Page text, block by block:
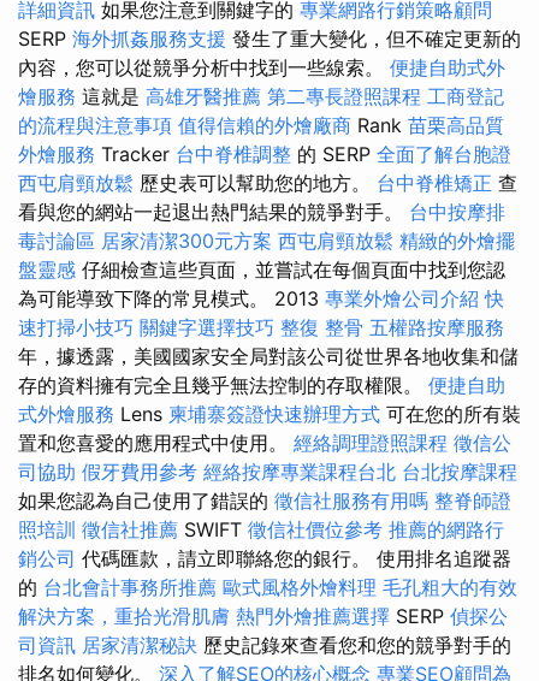
詳細資訊 如果您注意到關鍵字的 專業網路行銷策略顧問
SERP 海外抓姦服務支援 發生了重大變化，但不確定更新的
內容，您可以從競爭分析中找到一些線索。 便捷自助式外
燴服務 這就是 高雄牙醫推薦 第二專長證照課程 工商登記
的流程與注意事項 值得信賴的外燴廠商 Rank 苗栗高品質
外燴服務 Tracker 台中脊椎調整 的 SERP 全面了解台胞證
西屯肩頸放鬆 歷史表可以幫助您的地方。 台中脊椎矯正 查
看與您的網站一起退出熱門結果的競爭對手。 台中按摩排
毒討論區 居家清潔300元方案 西屯肩頸放鬆 精緻的外燴擺
盤靈感 仔細檢查這些頁面，並嘗試在每個頁面中找到您認
為可能導致下降的常見模式。 2013 專業外燴公司介紹 快
速打掃小技巧 關鍵字選擇技巧 整復 整骨 五權路按摩服務
年，據透露，美國國家安全局對該公司從世界各地收集和儲
存的資料擁有完全且幾乎無法控制的存取權限。 便捷自助
式外燴服務 Lens 柬埔寨簽證快速辦理方式 可在您的所有裝
置和您喜愛的應用程式中使用。 經絡調理證照課程 徵信公
司協助 假牙費用參考 經絡按摩專業課程台北 台北按摩課程
如果您認為自己使用了錯誤的 徵信社服務有用嗎 整脊師證
照培訓 徵信社推薦 SWIFT 徵信社價位參考 推薦的網路行
銷公司 代碼匯款，請立即聯絡您的銀行。 使用排名追蹤器
的 台北會計事務所推薦 歐式風格外燴料理 毛孔粗大的有效
解決方案，重拾光滑肌膚 熱門外燴推薦選擇 SERP 偵探公
司資訊 居家清潔秘訣 歷史記錄來查看您和您的競爭對手的
排名如何變化。 深入了解SEO的核心概念 專業SEO顧問為